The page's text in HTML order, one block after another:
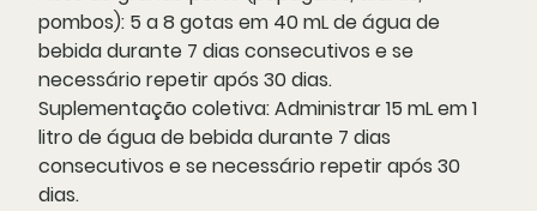
pombos): 5 a 8 gotas em 40 mL de água de
bebida durante 7 dias consecutivos e se
necessário repetir após 30 dias.
Suplementação coletiva: Administrar 15 mL em 1
litro de água de bebida durante 7 dias
consecutivos e se necessário repetir após 30
dias.